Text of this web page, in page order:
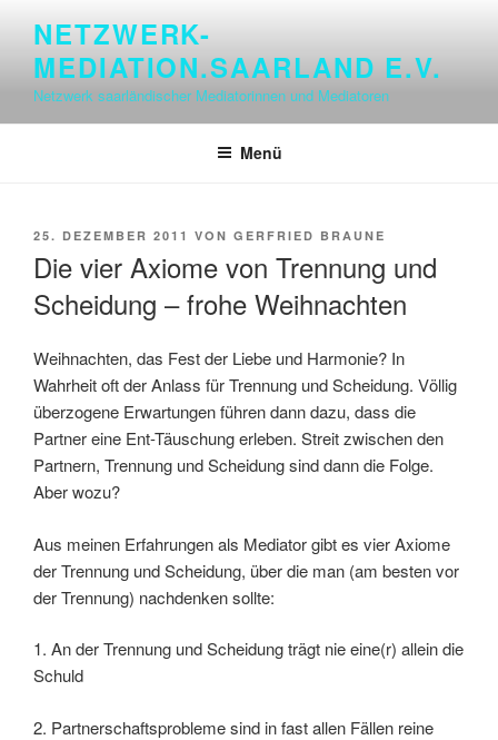
springen
NETZWERK-
MEDIATION.SAARLAND E.V.
Netzwerk saarländischer Mediatorinnen und Mediatoren
Menü
VERÖFFENTLICHT
25. DEZEMBER 2011 VON GERFRIED BRAUNE
Die vier Axiome von Trennung und
Scheidung – frohe Weihnachten
Weihnachten, das Fest der Liebe und Harmonie? In
Wahrheit oft der Anlass für Trennung und Scheidung. Völlig
überzogene Erwartungen führen dann dazu, dass die
Partner eine Ent-Täuschung erleben. Streit zwischen den
Partnern, Trennung und Scheidung sind dann die Folge.
Aber wozu?
Aus meinen Erfahrungen als Mediator gibt es vier Axiome
der Trennung und Scheidung, über die man (am besten vor
der Trennung) nachdenken sollte:
1. An der Trennung und Scheidung trägt nie eine(r) allein die
Schuld
2. Partnerschaftsprobleme sind in fast allen Fällen reine